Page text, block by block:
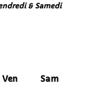
& Samedi
Ven
Sam